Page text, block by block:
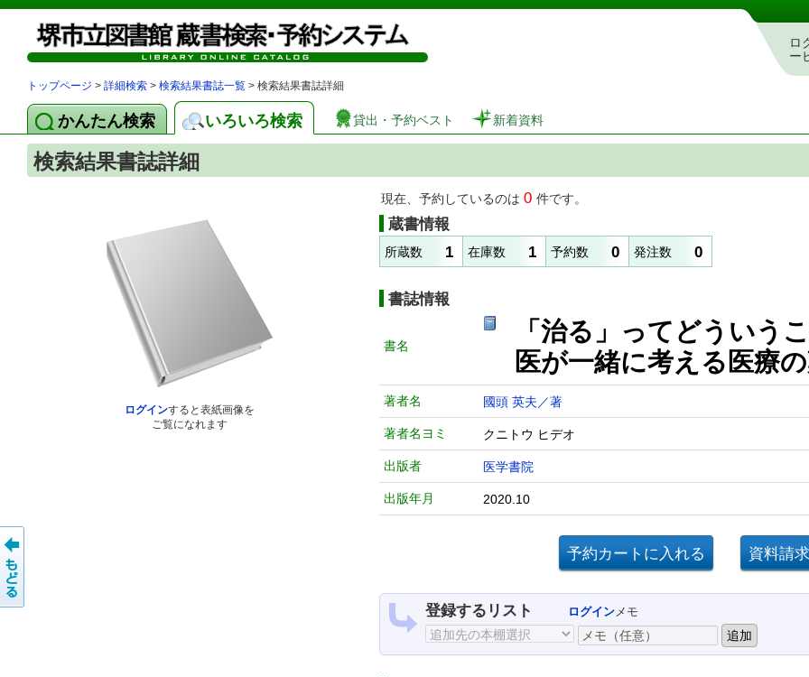
図書館 蔵書検索・予約システム
ロ
ー
トップページ > 詳細検索 > 検索結果書誌一覧 > 検索結果書誌詳細
かんたん検索 いろいろ検索 貸出・予約ベスト 新着資料
検索結果書誌詳細
ログインすると表紙画像を
ご覧になれます
現在、予約しているのは 0 件です。
蔵書情報
所蔵数 1 在庫数 1 予約数 0 発注数 0
書誌情報
書名
「治る」ってどうい
医が一緒に考える医
著者名 國頭 英夫／著
著者名ヨミ クニトウ ヒデオ
出版者 医学書院
出版年月 2020.10
登録するリスト ログインメモ